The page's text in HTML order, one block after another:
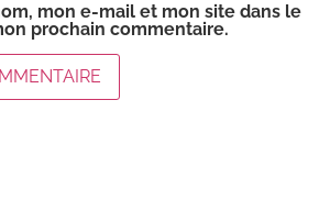
mon e-mail et mon site dans le
prochain commentaire.